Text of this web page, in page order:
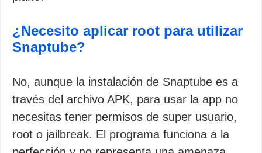
¿Necesito aplicar root para utilizar
Snaptube?
No, aunque la instalación de Snaptube es a
través del archivo APK, para usar la app no
necesitas tener permisos de super usuario,
root o jailbreak. El programa funciona a la